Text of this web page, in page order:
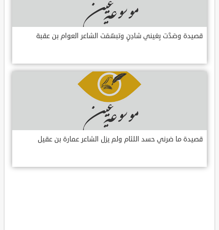
قصيدة وصَدَّت بِعَيني شادِنٍ وتبسّمَت الشاعر العوام بن عقبة
قصيدة ما ضرني حسد اللئام ولم يزل الشاعر عمارة بن عقيل